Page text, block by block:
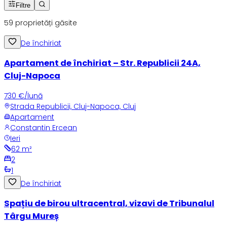
Filtre
59 proprietăți găsite
De închiriat
Apartament de închiriat – Str. Republicii 24A,
Cluj-Napoca
730 €/lună
Strada Republicii, Cluj-Napoca, Cluj
Apartament
Constantin Ercean
Ieri
62 m²
2
1
De închiriat
Spațiu de birou ultracentral, vizavi de Tribunalul
Târgu Mureș